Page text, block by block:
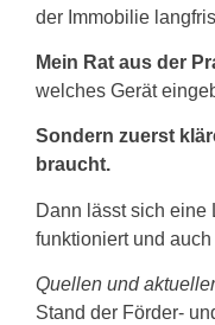
der Immobilie
Mein Rat aus der
welches Gerät
Sondern zuerst
braucht.
Dann lässt sich eine
funktioniert und
Quellen und
Stand der Förder-